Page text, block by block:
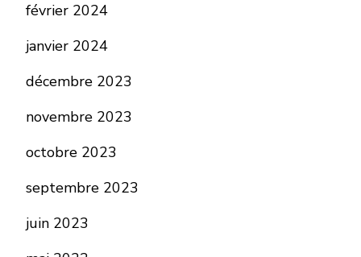
février 2024
janvier 2024
décembre 2023
novembre 2023
octobre 2023
septembre 2023
juin 2023